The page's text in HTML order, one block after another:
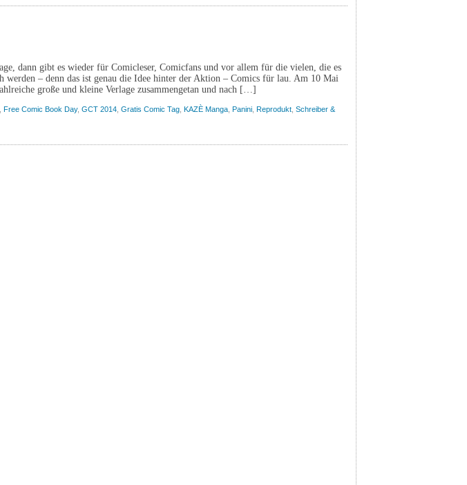
dann gibt es wieder für Comicleser, Comicfans und vor allem für die vielen, die es
werden – denn das ist genau die Idee hinter der Aktion – Comics für lau. Am 10 Mai
große und kleine Verlage zusammengetan und nach […]
Free Comic Book Day, GCT 2014 Gratis Comic Tag KAZÈ Manga Panini Reprodukt Schreiber &